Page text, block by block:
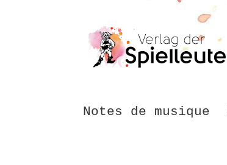
Aller
à
Aller
au
contenu
Notes de musique